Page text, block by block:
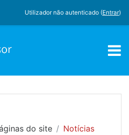
Utilizador não autenticado (Entrar)
do site
Notícias